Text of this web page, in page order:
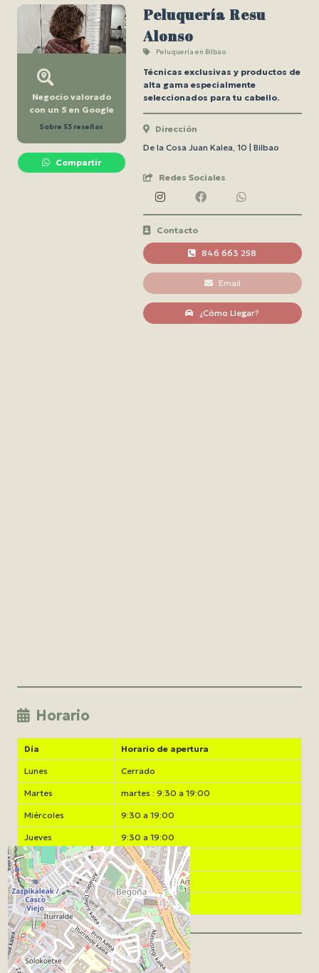
Negocio valorado
con un 5 en Google
Sobre 53 reseñas
Compartir
Peluquería Resu
Alonso
Peluquería en Bilbao
Técnicas exclusivas y productos de
alta gama especialmente
seleccionados para tu cabello.
Dirección
De la Cosa Juan Kalea, 10 | Bilbao
Redes Sociales
Contacto
846 663 258
Email
¿Cómo Llegar?
Horario
Día Horario de apertura
Lunes Cerrado
Martes martes : 9:30 a 19:00
Miércoles 9:30 a 19:00
Jueves 9:30 a 19:00
Viernes 9:30 a 19:00
Sábado 9:00 a 14:00
Domingo Cerrado
Mapa